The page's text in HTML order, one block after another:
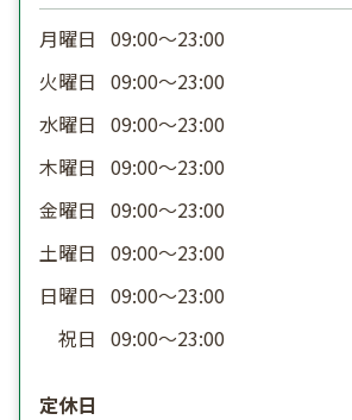
月曜日 09:00〜23:00
火曜日 09:00〜23:00
水曜日 09:00〜23:00
木曜日 09:00〜23:00
金曜日 09:00〜23:00
土曜日 09:00〜23:00
日曜日 09:00〜23:00
祝日 09:00〜23:00
定休日